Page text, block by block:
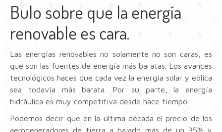
Bulo sobre que la energía
renovable es cara.
Las energías renovables no solamente no son caras, es
que son las fuentes de energía más baratas. Los avances
tecnológicos haces que cada vez la energía solar y eólica
sea todavía más barata. Por su parte, la energía
hidráulica es muy competitiva desde hace tiempo.
Podemos decir que en la última década el precio de los
aerogeneradores de tierra a bajado más de un 35% y